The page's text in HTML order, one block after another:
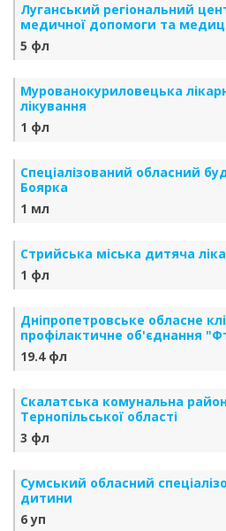
Луганський регіональний
медичної допомоги та
5 фл
Мурованокуриловецька
лікування
1 фл
Спеціалізований обласний
Боярка
1 мл
Стрийська міська дитяча
1 фл
Дніпропетровське обласне
профілактичне об'єднання
19.4 фл
Скалатська комунальна
Тернопільської області
3 фл
Сумський обласний
дитини
6 уп